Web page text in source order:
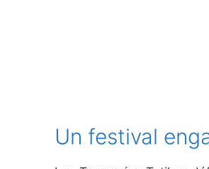
Un festival